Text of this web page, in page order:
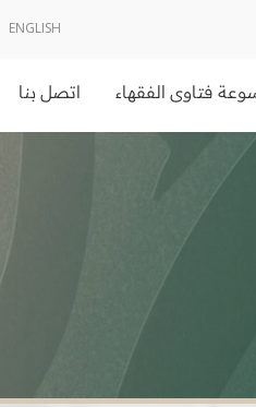
ENGLISH
فتاوى الفقهاء اتصل بنا